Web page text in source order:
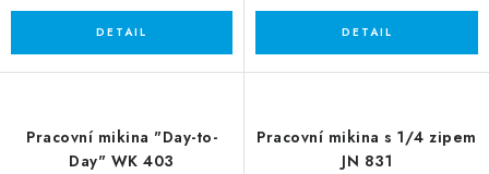
Pracovní mikina "Day-to-
Day" WK 403
Pracovní mikina s 1/4 zipem
JN 831